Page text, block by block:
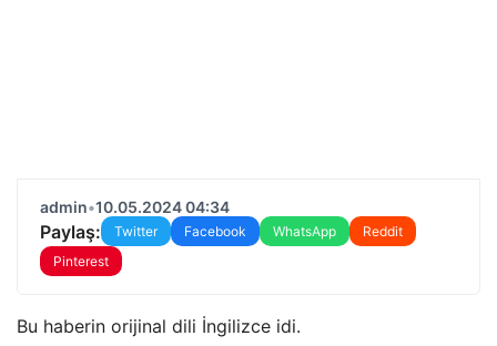
admin•10.05.2024 04:34
Paylaş: Twitter Facebook WhatsApp
Reddit
Pinterest
Bu haberin orijinal dili İngilizce idi.